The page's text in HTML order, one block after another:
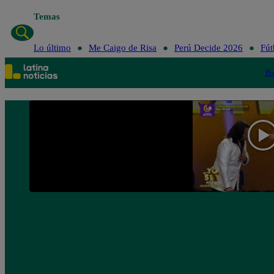
Temas
Lo último Me Caigo de Risa Perú Decide 2026